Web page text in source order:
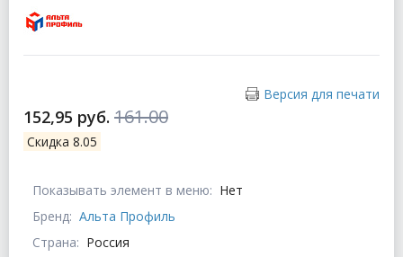
Версия для печати
152,95 руб. 161.00
Скидка 8.05
Показывать элемент в меню: Нет
Бренд: Альта Профиль
Страна: Россия